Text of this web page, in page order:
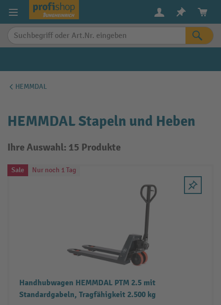
springen
HEMMDAL
HEMMDAL Stapeln und Heben
Ihre Auswahl: 15 Produkte
Sale Nur noch 1 Tag
Handhubwagen HEMMDAL PTM 2.5 mit
Standardgabeln, Tragfähigkeit 2.500 kg